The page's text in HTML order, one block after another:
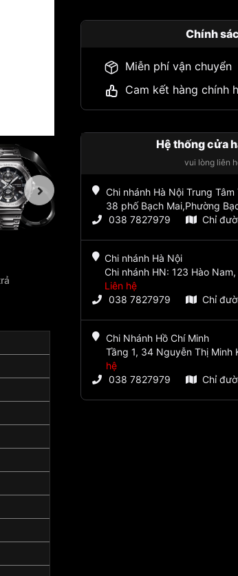
Chính
Miễn phí vận chuyển
Cam kết hàng chính
Hệ thống cửa
vui lòng liên
Chi nhánh Hà Nội Trung
38 phố Bạch Mai,Phường
038 7827979
Chỉ
Chi nhánh Hà Nội
Chi nhánh HN: 123 Hào
Liên hệ
038 7827979
Chỉ
Chi Nhánh Hồ Chí Minh
Tầng 1, 34 Nguyễn Thị Minh
hệ
038 7827979
Chỉ